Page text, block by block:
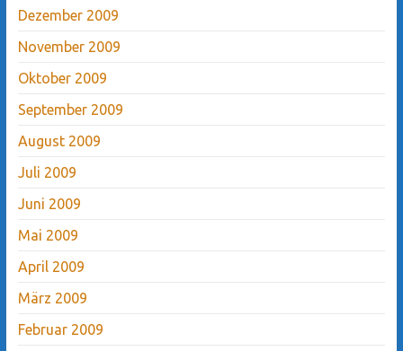
Dezember 2009
November 2009
Oktober 2009
September 2009
August 2009
Juli 2009
Juni 2009
Mai 2009
April 2009
März 2009
Februar 2009